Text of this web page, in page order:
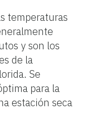
temperaturas
y son los
de la
Se
para la
estación seca